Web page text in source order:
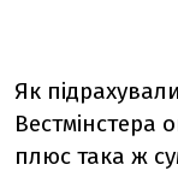
Як
Вестмінстера
плюс така ж